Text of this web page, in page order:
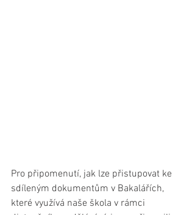
Pro připomenutí, jak lze přistupovat ke
sdíleným dokumentům v Bakalářích,
které využívá naše škola v rámci